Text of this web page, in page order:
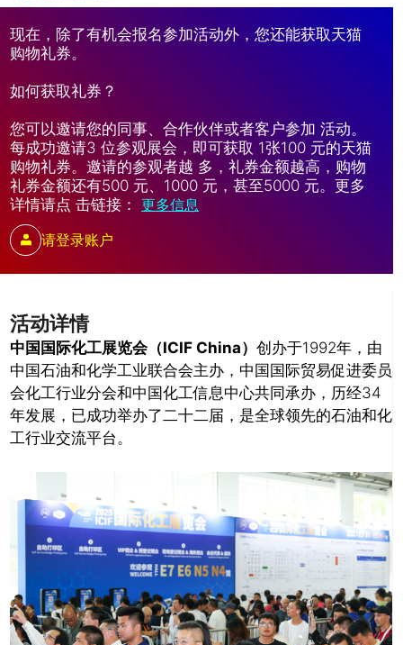
活动详情
中国国际化工展览会（ICIF China） 创办于1992年，由
中国石油和化学工业联合会主办，中国国际贸易促进委员
会化工行业分会和中国化工信息中心共同承办，历经34
年发展，已成功举办了二十二届，是全球领先的石油和化
工行业交流平台。
现在，除了有机会报名参加活动外，您还能获取天猫
购物礼券。
如何获取礼券？
您可以邀请您的同事、合作伙伴或者客户参加 活动。
每成功邀请3 位参观展会，即可获取 1张100 元的天猫
购物礼券。邀请的参观者越 多，礼券金额越高，购物
礼券金额还有500 元、1000 元，甚至5000 元。更多
详情请点 击链接： 更多信息
请登录账户